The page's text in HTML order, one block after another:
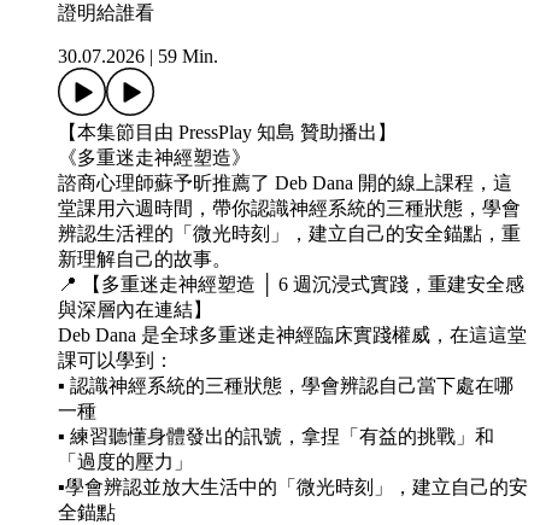
證明給誰看
30.07.2026 59 Min.
【本集節目由 PressPlay 知島 贊助播出】
《多重迷走神經塑造》
諮商心理師蘇予昕推薦了 Deb Dana 開的線上課程，這
堂課用六週時間，帶你認識神經系統的三種狀態，學會
辨認生活裡的「微光時刻」，建立自己的安全錨點，重
新理解自己的故事。
📍 【多重迷走神經塑造 │ 6 週沉浸式實踐，重建安全感
與深層內在連結】
Deb Dana 是全球多重迷走神經臨床實踐權威，在這這堂
課可以學到：
▪️ 認識神經系統的三種狀態，學會辨認自己當下處在哪
一種
▪️ 練習聽懂身體發出的訊號，拿捏「有益的挑戰」和
「過度的壓力」
▪️學會辨認並放大生活中的「微光時刻」，建立自己的安
全錨點